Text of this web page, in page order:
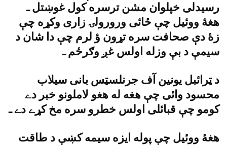
رسيدلى خپلوان مشن ترسره کول غوښتل ـ
هغۀ ووئيل چې ځائى ورورولۍ زارى وکړه چې
زۀ دې صحافت سره تړون ؤ لرم چې دا شان د
سيمې د بې وزله اولس غږ وګرځم ـ
د ټرائبل يونين آف جرنلسټس بانى سيلاب
محسود وائى چې هغه له هغو لاملونو خبر دے
کومو چې قبائلى اولس خطرو سره مخ کړے دے ـ
هغۀ ووئيل چې پوله ايزه سيمه کښې د طاقت